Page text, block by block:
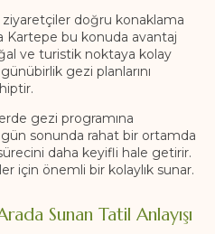
doğru konaklama
Kartepe bu konuda avantaj
ve turistik noktaya kolay
gezi planlarını
gezi programına
sonunda rahat bir ortamda
daha keyifli hale getirir.
için önemli bir kolaylık sunar.
Sunan Tatil Anlayışı